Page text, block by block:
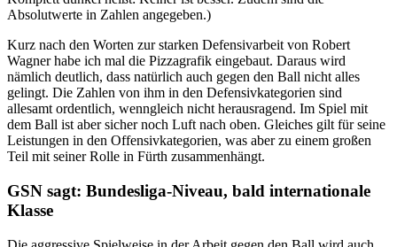
Absolutwerte in Zahlen angegeben.)
Kurz nach den Worten zur starken Defensivarbeit von Robert
Wagner habe ich mal die Pizzagrafik eingebaut. Daraus wird
nämlich deutlich, dass natürlich auch gegen den Ball nicht alles
gelingt. Die Zahlen von ihm in den Defensivkategorien sind
allesamt ordentlich, wenngleich nicht herausragend. Im Spiel mit
dem Ball ist aber sicher noch Luft nach oben. Gleiches gilt für seine
Leistungen in den Offensivkategorien, was aber zu einem großen
Teil mit seiner Rolle in Fürth zusammenhängt.
GSN sagt: Bundesliga-Niveau, bald internationale
Klasse